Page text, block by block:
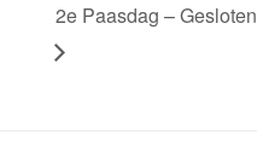
2e Paasdag – Gesloten